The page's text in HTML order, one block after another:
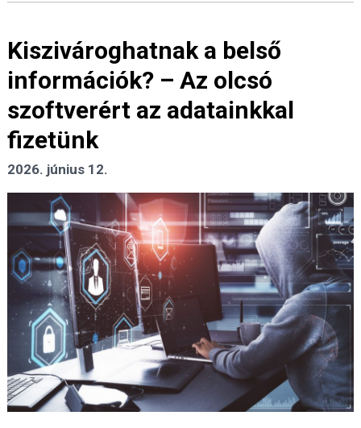
Kiszivároghatnak a belső
információk? – Az olcsó
szoftverért az adatainkkal
fizetünk
2026. június 12.